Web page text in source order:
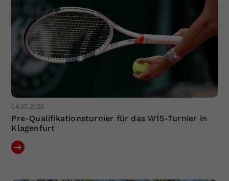
04.05.2026
Pre-Qualifikationsturnier für das W15-Turnier in
Klagenfurt